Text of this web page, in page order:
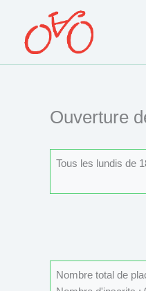
contenu
Ouverture
Tous les lundis de
Nombre total de